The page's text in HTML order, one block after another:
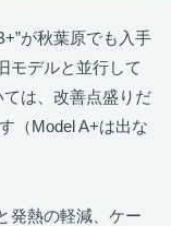
が秋葉原でも入手
モデルと並行して
は、改善点盛りだ
（Model A+は出な
発熱の軽減、ケー